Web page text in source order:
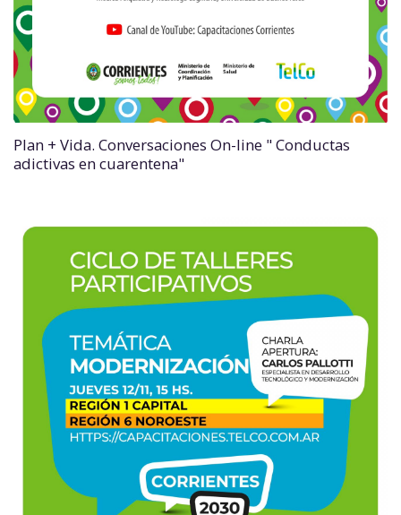
Plan + Vida. Conversaciones On-line " Conductas
adictivas en cuarentena"